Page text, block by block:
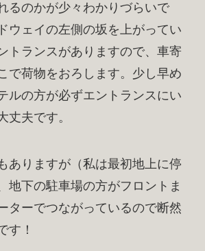
るのかが少々わかりづらいで
ウェイの左側の坂を上がってい
トランスがありますので、車寄
で荷物をおろします。少し早め
ルの方が必ずエントランスにい
丈夫です。
ありますが（私は最初地上に停
地下の駐車場の方がフロントま
ターでつながっているので断然
す！